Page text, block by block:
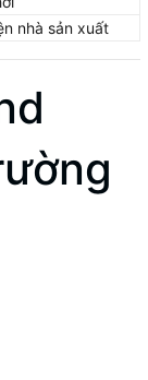
nhà sản xuất